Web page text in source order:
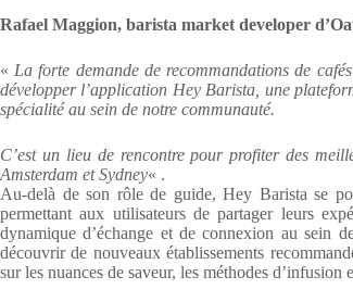
Rafael Maggion, barista market developer
« La forte demande de recommandations de
développer l’application Hey Barista, une
spécialité au sein de notre communauté.
C’est un lieu de rencontre pour profiter des
Amsterdam et Sydney« .
Au-delà de son rôle de guide, Hey Barista se
permettant aux utilisateurs de partager leurs
dynamique d’échange et de connexion au sein
découvrir de nouveaux établissements
sur les nuances de saveur, les méthodes d’infusion